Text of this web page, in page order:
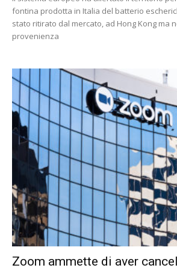
fontina prodotta in Italia del batterio
stato ritirato dal mercato, ad Hong Kong ma
provenienza
Zoom ammette di aver